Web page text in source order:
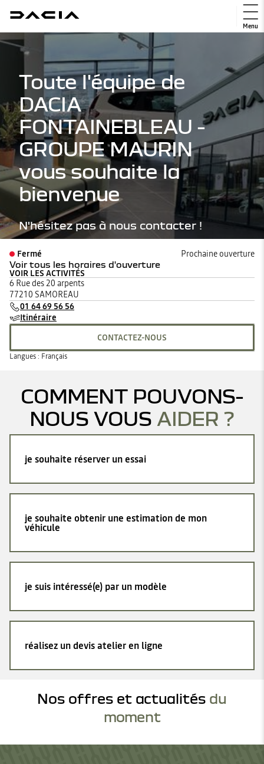
Menu
Toute l'équipe de
DACIA
FONTAINEBLEAU -
GROUPE MAURIN
vous souhaite la
bienvenue
N'hésitez pas à nous contacter !
Fermé Prochaine ouverture
Voir tous les horaires d'ouverture
lundi 08:30 - 12:0014:00 - 19:00
mardi
mercredi
jeudi
vendredi
VOIR LES ACTIVITÉS
6 Rue des 20 arpents
77210 SAMOREAU
01 64 69 56 56
Itinéraire
CONTACTEZ-NOUS
Langues : Français
COMMENT POUVONS-
NOUS VOUS AIDER ?
je souhaite réserver un essai
je souhaite obtenir une estimation de mon
véhicule
je suis intéressé(e) par un modèle
réalisez un devis atelier en ligne
Nos offres et actualités du
moment